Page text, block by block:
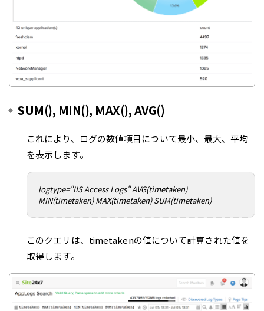
SUM(), MIN(), MAX(), AVG()
これにより、ログの数値項目について最小、最大、平均
を表示します。
logtype="IIS Access Logs" AVG(timetaken)
MIN(timetaken) MAX(timetaken) SUM(timetaken)
このクエリは、timetakenの値について計算された値を
取得します。